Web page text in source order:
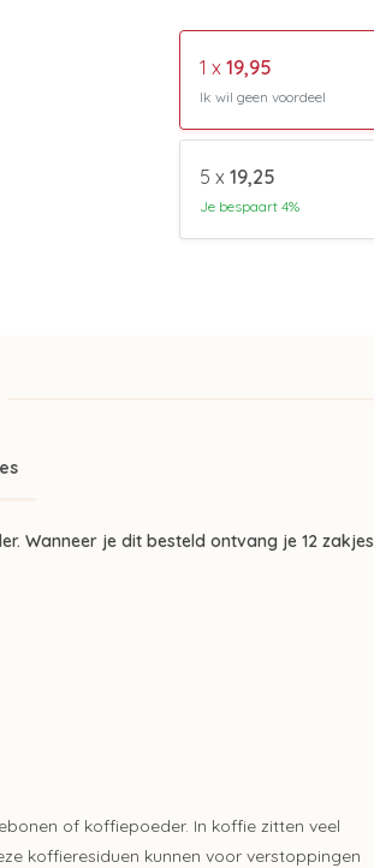
1 x 19,95
Ik wil geen voordeel
5 x 19,25
Je bespaart 4%
Wanneer je dit besteld ontvang je 12 zakjes
of koffiepoeder. In koffie zitten veel
koffieresiduen kunnen voor verstoppingen